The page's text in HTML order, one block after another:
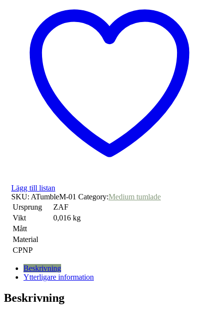
Lägg till listan
SKU: ATumbleM-01 Category:Medium tumlade
Ursprung
ZAF
Vikt
0,016 kg
Mått
Material
CPNP
Beskrivning
Ytterligare information
Beskrivning